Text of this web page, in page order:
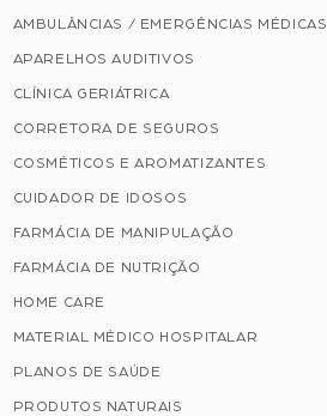
AMBULÂNCIAS / EMERGÊNCIAS MÉDICAS
APARELHOS AUDITIVOS
CLÍNICA GERIÁTRICA
CORRETORA DE SEGUROS
COSMÉTICOS E AROMATIZANTES
CUIDADOR DE IDOSOS
FARMÁCIA DE MANIPULAÇÃO
FARMÁCIA DE NUTRIÇÃO
HOME CARE
MATERIAL MÉDICO HOSPITALAR
PLANOS DE SAÚDE
PRODUTOS NATURAIS